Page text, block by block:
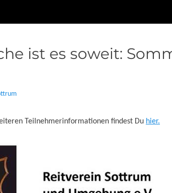
ist es soweit:
Teilnehmerinformationen findest Du hier.